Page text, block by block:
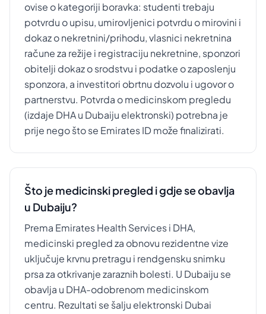
ovise o kategoriji boravka: studenti trebaju
potvrdu o upisu, umirovljenici potvrdu o mirovini i
dokaz o nekretnini/prihodu, vlasnici nekretnina
račune za režije i registraciju nekretnine, sponzori
obitelji dokaz o srodstvu i podatke o zaposlenju
sponzora, a investitori obrtnu dozvolu i ugovor o
partnerstvu. Potvrda o medicinskom pregledu
(izdaje DHA u Dubaiju elektronski) potrebna je
prije nego što se Emirates ID može finalizirati.
Što je medicinski pregled i gdje se obavlja
u Dubaiju?
Prema Emirates Health Services i DHA,
medicinski pregled za obnovu rezidentne vize
uključuje krvnu pretragu i rendgensku snimku
prsa za otkrivanje zaraznih bolesti. U Dubaiju se
obavlja u DHA-odobrenom medicinskom
centru. Rezultati se šalju elektronski Dubai